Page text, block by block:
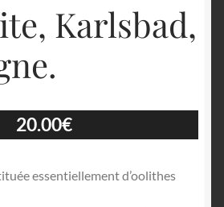
Karlsbad,
20.00€
essentiellement d’oolithes